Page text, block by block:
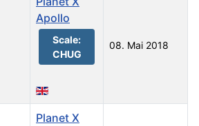
Apollo
Scale:
CHUG
08. Mai 2018
Planet X